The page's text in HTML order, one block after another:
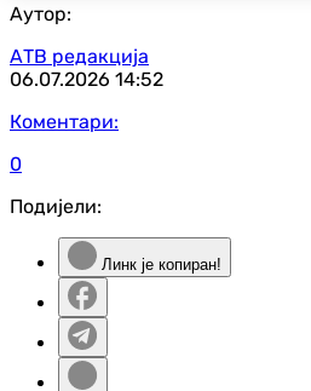
Аутор:
АТВ редакција
06.07.2026 14:52
Коментари:
0
Подијели:
Линк је копиран!